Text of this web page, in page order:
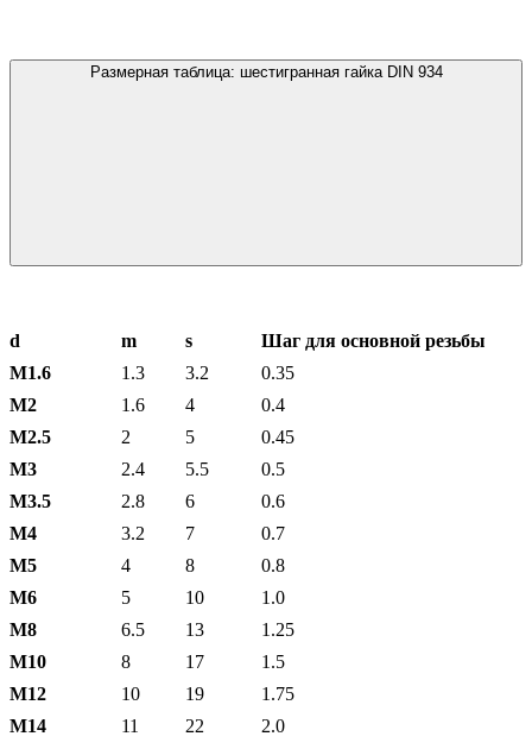
Размерная таблица: шестигранная гайка DIN 934
d m s
Шаг для основной резьбы
М1.6
1.3 3.2
0.35
М2
1.6 4
0.4
М2.5
2 5
0.45
М3
2.4 5.5
0.5
М3.5
2.8 6
0.6
М4
3.2 7
0.7
М5
4 8
0.8
М6
5 10
1.0
М8
6.5 13
1.25
М10
8 17
1.5
М12
10 19
1.75
М14
11 22
2.0